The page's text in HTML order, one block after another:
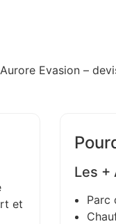
Evasion –
et
Les +
Parc